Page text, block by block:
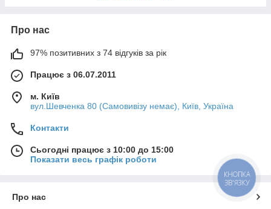
Про нас
97% позитивних з 74 відгуків за рік
Працює з 06.07.2011
м. Київ
вул.Шевченка 80 (Самовивізу немає), Київ, Україна
Контакти
Сьогодні працює з 10:00 до 15:00
Показати весь графік роботи
Про нас
КНОПКА
ЗВ'ЯЗКУ